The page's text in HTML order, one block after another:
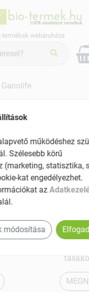
termékek webáruháza
Ganolife
in 1
Dr
Bio
működéshez
Szélesebb körű
(marketing, statisztika,
kat engedélyezhet.
az
módosítása